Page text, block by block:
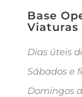
Base
Viaturas
Dias úteis
Sábados e
Domingos